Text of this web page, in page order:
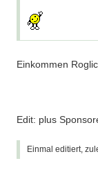
Einkommen
Edit: plus
Einmal editiert,